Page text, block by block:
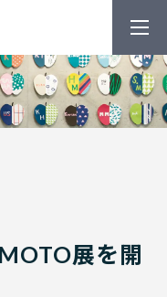
本デザイン
展を開